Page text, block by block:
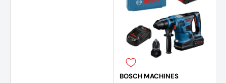
BOSCH MACHINES